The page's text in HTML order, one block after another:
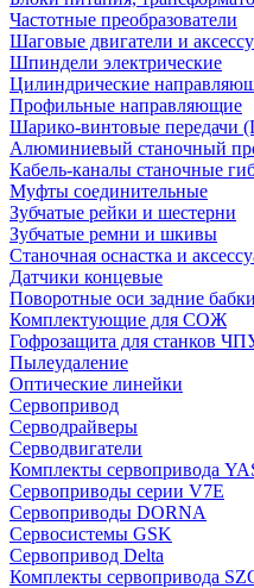
Частотные преобразователи
Шаговые двигатели и
Шпиндели электрические
Цилиндрические
Профильные направляющие
Шарико-винтовые
Алюминиевый станочный
Кабель-каналы станочные
Муфты соединительные
Зубчатые рейки и шестерни
Зубчатые ремни и шкивы
Станочная оснастка и
Датчики концевые
Поворотные оси задние бабки
Комплектующие для СОЖ
Гофрозащита для станков
Пылеудаление
Оптические линейки
Сервопривод
Серводрайверы
Серводвигатели
Комплекты сервопривода
Сервоприводы серии V7E
Сервоприводы DORNA
Сервосистемы GSK
Сервопривод Delta
Комплекты сервопривода